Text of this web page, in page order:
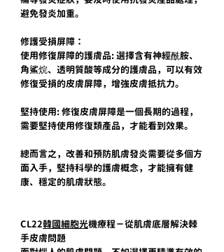
避免發炎加重。
修護受損屏障：
使用修復屏障的護膚品: 選擇含有神經酰胺、
角鯊烷、透明質酸等成分的護膚品，可以有效
修復受損的皮膚屏障，增強皮膚抵抗力。
堅持使用: 修復皮膚屏障是一個長期的過程，
需要堅持使用修復類產品，才能看到效果。
總而言之，改善和預防肌膚發炎需要從多個方
面入手，堅持科學的護膚概念，才能擁有健
康、穩定的肌膚狀態。
CL22韓國細胞光機療程－從肌膚底層解決棘
手皮膚問題